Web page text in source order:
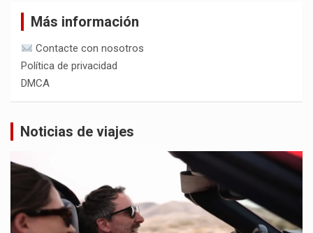
Más información
Contacte con nosotros
Política de privacidad
DMCA
Noticias de viajes